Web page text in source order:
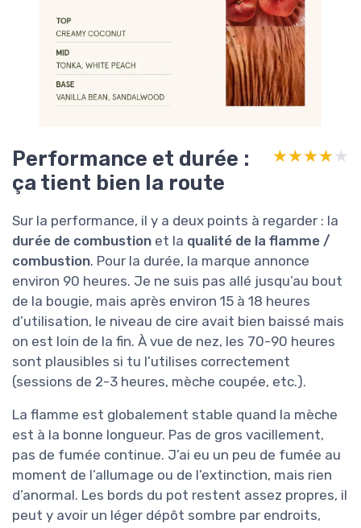
Performance et durée :
ça tient bien la route
★★★★★
★★★★★
Sur la performance, il y a deux points à regarder : la
durée de combustion et la qualité de la flamme /
combustion. Pour la durée, la marque annonce
environ 90 heures. Je ne suis pas allé jusqu’au bout
de la bougie, mais après environ 15 à 18 heures
d’utilisation, le niveau de cire avait bien baissé mais
on est loin de la fin. À vue de nez, les 70-90 heures
sont plausibles si tu l’utilises correctement
(sessions de 2-3 heures, mèche coupée, etc.).
La flamme est globalement stable quand la mèche
est à la bonne longueur. Pas de gros vacillement,
pas de fumée continue. J’ai eu un peu de fumée au
moment de l’allumage ou de l’extinction, mais rien
d’anormal. Les bords du pot restent assez propres, il
peut y avoir un léger dépôt sombre par endroits,